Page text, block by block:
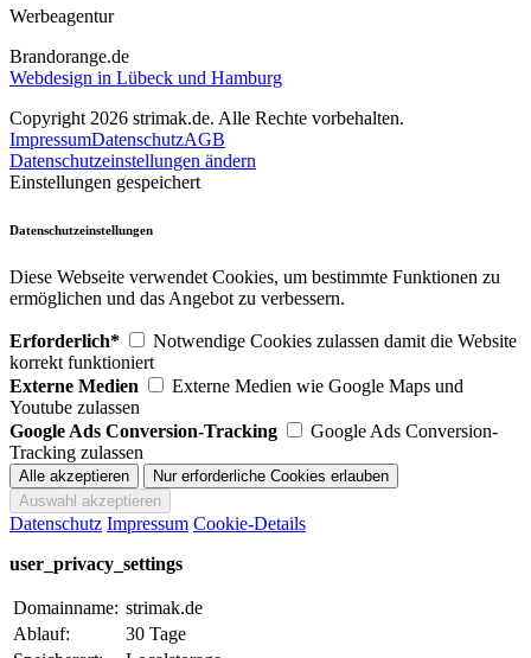
Werbeagentur
Brandorange.de
Webdesign in Lübeck und Hamburg
Copyright 2026 strimak.de. Alle Rechte vorbehalten.
ImpressumDatenschutzAGB
Datenschutzeinstellungen ändern
Einstellungen gespeichert
Datenschutzeinstellungen
Diese Webseite verwendet Cookies, um bestimmte Funktionen zu
ermöglichen und das Angebot zu verbessern.
Erforderlich*
Notwendige Cookies zulassen damit die Website
korrekt funktioniert
Externe Medien
Externe Medien wie Google Maps und
Youtube zulassen
Google Ads Conversion-Tracking
Google Ads Conversion-
Tracking zulassen
Datenschutz Impressum Cookie-Details
user_privacy_settings
Domainname: strimak.de
Ablauf:
30 Tage